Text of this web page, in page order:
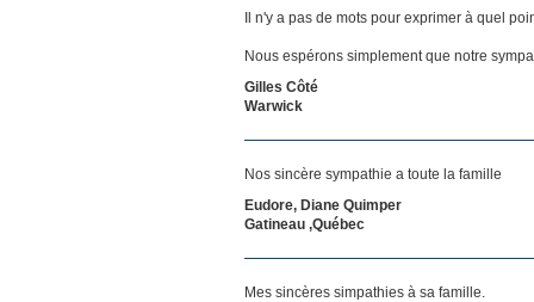
Il n'y a pas de mots pour exprimer à quel
Nous espérons simplement que notre
Gilles Côté
Warwick
Nos sincère sympathie a toute la famille
Eudore, Diane Quimper
Gatineau ,Québec
Mes sincères simpathies à sa famille.